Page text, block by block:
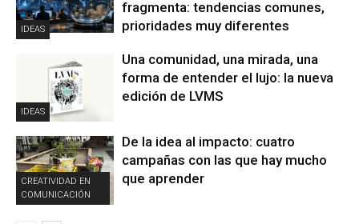
IDEAS
fragmenta: tendencias comunes,
prioridades muy diferentes
IDEAS
Una comunidad, una mirada, una
forma de entender el lujo: la nueva
edición de LVMS
CREATIVIDAD EN
COMUNICACIÓN
De la idea al impacto: cuatro
campañas con las que hay mucho
que aprender